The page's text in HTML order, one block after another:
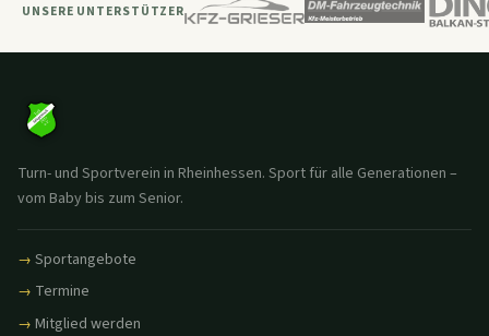
UNSERE UNTERSTÜTZER
Turn- und Sportverein in Rheinhessen. Sport für alle Generationen –
vom Baby bis zum Senior.
Sportangebote
Termine
Mitglied werden